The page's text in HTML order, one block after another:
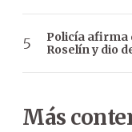
Policía afirma
Roselín y dio
Más